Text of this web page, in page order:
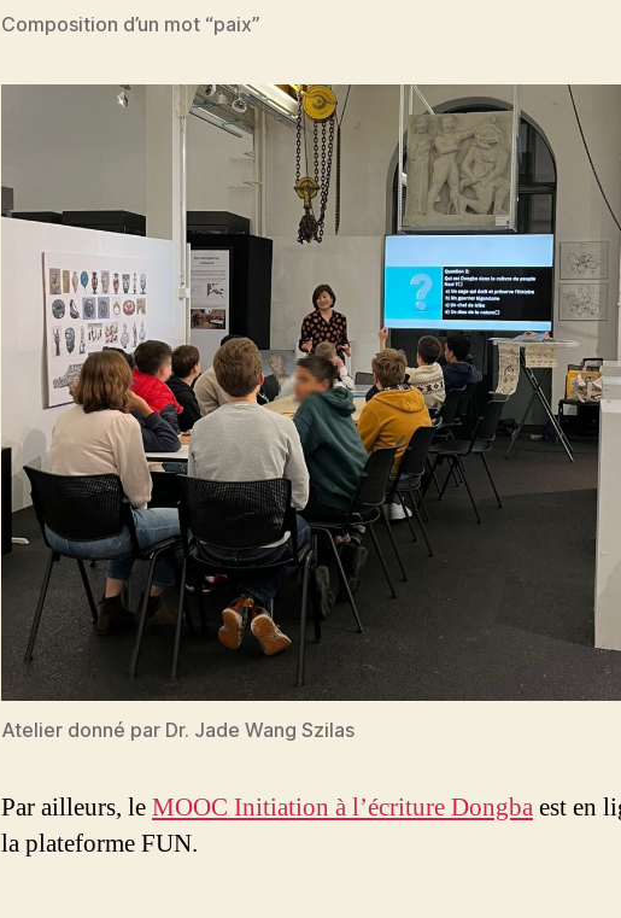
Composition d’un mot “paix”
Atelier donné par Dr. Jade Wang Szilas
Par ailleurs, leMOOC Initiation à l’écriture Dongbaest en
la plateforme FUN.